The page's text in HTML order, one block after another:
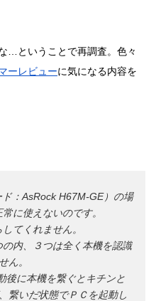
…ということで再調査。色々
ーレビューに気になる内容を
：AsRock H67M-GE）の場
に使えないのです。
てくれません。
内、３つは全く本機を認識
ん。
後に本機を繋ぐとキチンと
繋いだ状態でＰＣを起動し